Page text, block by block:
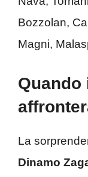
Bozzolan,
Magni,
Quando
La
Dinamo